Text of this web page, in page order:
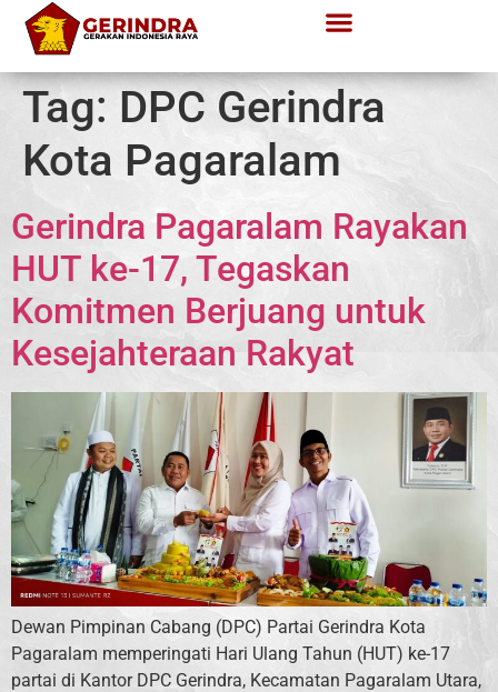
Tag: DPC Gerindra
Kota Pagaralam
Gerindra Pagaralam Rayakan
HUT ke-17, Tegaskan
Komitmen Berjuang untuk
Kesejahteraan Rakyat
Dewan Pimpinan Cabang (DPC) Partai Gerindra Kota
Pagaralam memperingati Hari Ulang Tahun (HUT) ke-17
partai di Kantor DPC Gerindra, Kecamatan Pagaralam Utara,